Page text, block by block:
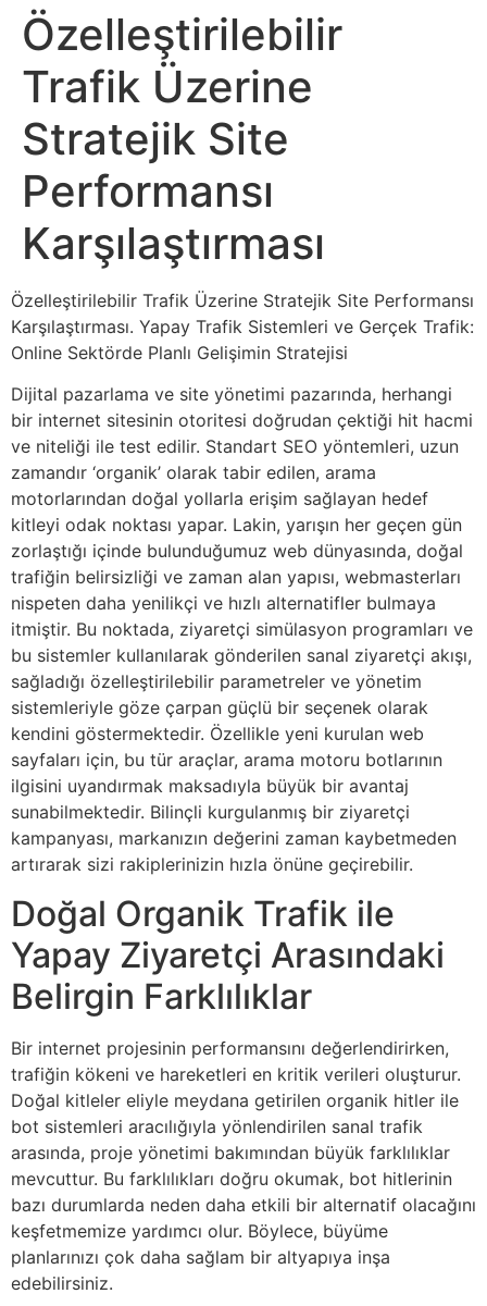
Özelleştirilebilir
Trafik Üzerine
Stratejik Site
Performansı
Karşılaştırması
Özelleştirilebilir Trafik Üzerine Stratejik Site Performansı
Karşılaştırması. Yapay Trafik Sistemleri ve Gerçek Trafik:
Online Sektörde Planlı Gelişimin Stratejisi
Dijital pazarlama ve site yönetimi pazarında, herhangi
bir internet sitesinin otoritesi doğrudan çektiği hit hacmi
ve niteliği ile test edilir. Standart SEO yöntemleri, uzun
zamandır ‘organik’ olarak tabir edilen, arama
motorlarından doğal yollarla erişim sağlayan hedef
kitleyi odak noktası yapar. Lakin, yarışın her geçen gün
zorlaştığı içinde bulunduğumuz web dünyasında, doğal
trafiğin belirsizliği ve zaman alan yapısı, webmasterları
nispeten daha yenilikçi ve hızlı alternatifler bulmaya
itmiştir. Bu noktada, ziyaretçi simülasyon programları ve
bu sistemler kullanılarak gönderilen sanal ziyaretçi akışı,
sağladığı özelleştirilebilir parametreler ve yönetim
sistemleriyle göze çarpan güçlü bir seçenek olarak
kendini göstermektedir. Özellikle yeni kurulan web
sayfaları için, bu tür araçlar, arama motoru botlarının
ilgisini uyandırmak maksadıyla büyük bir avantaj
sunabilmektedir. Bilinçli kurgulanmış bir ziyaretçi
kampanyası, markanızın değerini zaman kaybetmeden
artırarak sizi rakiplerinizin hızla önüne geçirebilir.
Doğal Organik Trafik ile
Yapay Ziyaretçi Arasındaki
Belirgin Farklılıklar
Bir internet projesinin performansını değerlendirirken,
trafiğin kökeni ve hareketleri en kritik verileri oluşturur.
Doğal kitleler eliyle meydana getirilen organik hitler ile
bot sistemleri aracılığıyla yönlendirilen sanal trafik
arasında, proje yönetimi bakımından büyük farklılıklar
mevcuttur. Bu farklılıkları doğru okumak, bot hitlerinin
bazı durumlarda neden daha etkili bir alternatif olacağını
keşfetmemize yardımcı olur. Böylece, büyüme
planlarınızı çok daha sağlam bir altyapıya inşa
edebilirsiniz.